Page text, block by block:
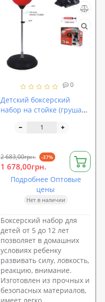
0
Детский боксерский
набор на стойке (груша
для детей) Profi (MS 0511)
2 683,00грн. -37%
1 678,00грн.
Подробнее Оптовые
цены
Нет в наличии
Боксерский набор для
детей от 5 до 12 лет
позволяет в домашних
условиях ребенку
развивать силу, ловкость,
реакцию, внимание.
Изготовлен из прочных и
безопасных материалов,